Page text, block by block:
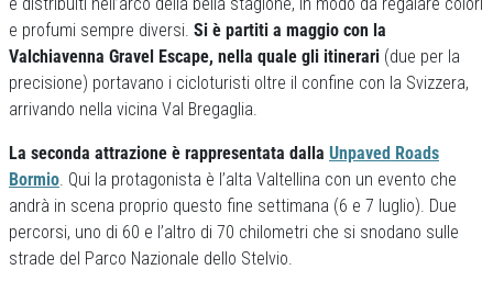
e profumi sempre diversi. Si è partiti a maggio con la
Valchiavenna Gravel Escape, nella quale gli itinerari (due per la
precisione) portavano i cicloturisti oltre il confine con la Svizzera,
arrivando nella vicina Val Bregaglia.
La seconda attrazione è rappresentata dalla Unpaved Roads
Bormio. Qui la protagonista è l’alta Valtellina con un evento che
andrà in scena proprio questo fine settimana (6 e 7 luglio). Due
percorsi, uno di 60 e l’altro di 70 chilometri che si snodano sulle
strade del Parco Nazionale dello Stelvio.